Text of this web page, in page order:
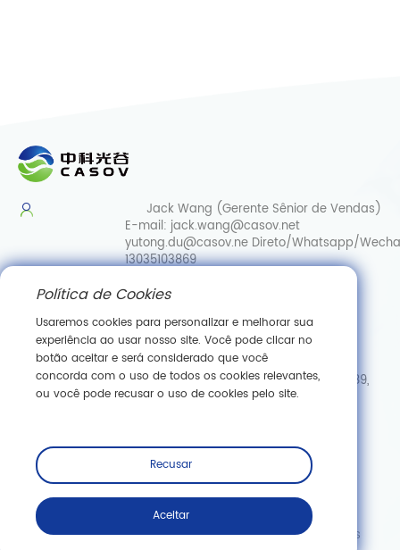
Jack Wang (Gerente Sênior de Vendas)
E-mail: jack.wang@casov.net
yutong.du@casov.ne Direto/Whatsapp/
13035103869
Serviços e sugestões
Direct/Whatsapp/Wechat: 0086-
15307143249
Hub de Inovação em Biologia Sintética de Wuhan, N.º 89,
Rua Gaokeyuan 3.ª, Zona de Desenvolvimento de Nova
Inscreva -se
Copyright © Wuhan Casov Green Biotech Co., Ltd. Todos os
Política de Cookies
Usaremos cookies para personalizar e melhorar sua
experiência ao usar nosso site. Você pode clicar no
botão aceitar e será considerado que você
concorda com o uso de todos os cookies relevantes,
ou você pode recusar o uso de cookies pelo site.
Recusar
Aceitar